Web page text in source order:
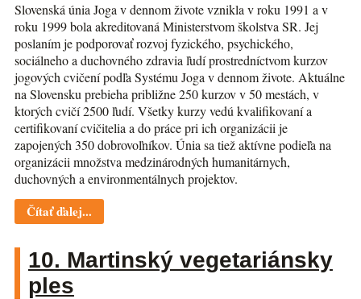
Slovenská únia Joga v dennom živote vznikla v roku 1991 a v
roku 1999 bola akreditovaná Ministerstvom školstva SR. Jej
poslaním je podporovať rozvoj fyzického, psychického,
sociálneho a duchovného zdravia ľudí prostredníctvom kurzov
jogových cvičení podľa Systému Joga v dennom živote. Aktuálne
na Slovensku prebieha približne 250 kurzov v 50 mestách, v
ktorých cvičí 2500 ľudí. Všetky kurzy vedú kvalifikovaní a
certifikovaní cvičitelia a do práce pri ich organizácii je
zapojených 350 dobrovoľníkov. Únia sa tiež aktívne podieľa na
organizácii množstva medzinárodných humanitárnych,
duchovných a environmentálnych projektov.
Čítať ďalej...
10. Martinský vegetariánsky
ples